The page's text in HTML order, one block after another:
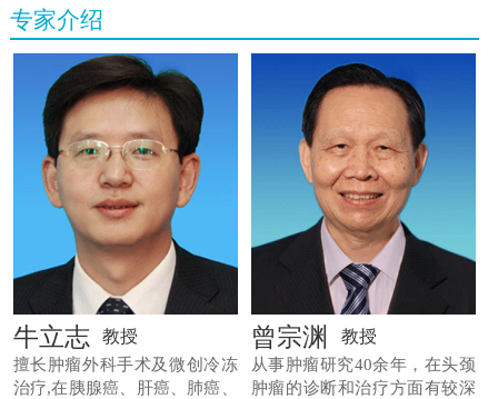
专家介绍
牛立志 教授
擅长肿瘤外科手术及微创冷冻
治疗,在胰腺癌、肝癌、肺癌、
曾宗渊 教授
从事肿瘤研究40余年，在头颈
肿瘤的诊断和治疗方面有较深